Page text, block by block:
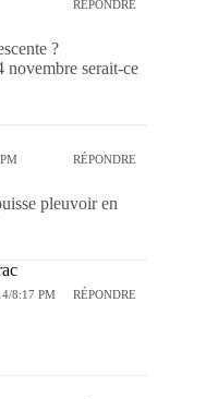
RÉPONDRE
?
novembre serait-ce
RÉPONDRE
pleuvoir en
8:17 PM RÉPONDRE